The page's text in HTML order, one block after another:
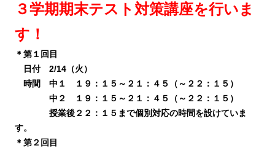
３学期期末テスト対策講座を行いま
す！
＊第１回目
日付 2/14（火）
時間 中１ １９：１５～２１：４５（～２２：１５）
中２ １９：１５～２１：４５（～２２：１５）
授業後２２：１５まで個別対応の時間を設けていま
す。
＊第２回目